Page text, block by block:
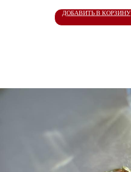
ДОБАВИТЬ В КОРЗИНУ